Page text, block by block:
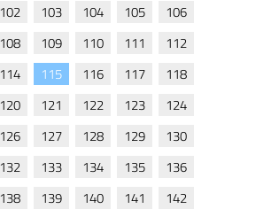
102 103 104 105
106
108 109 110 111
112
114 115 116 117
118
120 121 122 123
124
126 127 128 129
130
132 133 134 135
136
138 139 140 141
142